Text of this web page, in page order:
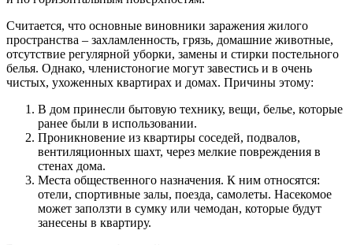
Считается, что основные виновники заражения жилого
пространства – захламленность, грязь, домашние животные,
отсутствие регулярной уборки, замены и стирки постельного
белья. Однако, членистоногие могут завестись и в очень
чистых, ухоженных квартирах и домах. Причины этому:
В дом принесли бытовую технику, вещи, белье, которые
ранее были в использовании.
Проникновение из квартиры соседей, подвалов,
вентиляционных шахт, через мелкие повреждения в
стенах дома.
Места общественного назначения. К ним относятся:
отели, спортивные залы, поезда, самолеты. Насекомое
может заползти в сумку или чемодан, которые будут
занесены в квартиру.